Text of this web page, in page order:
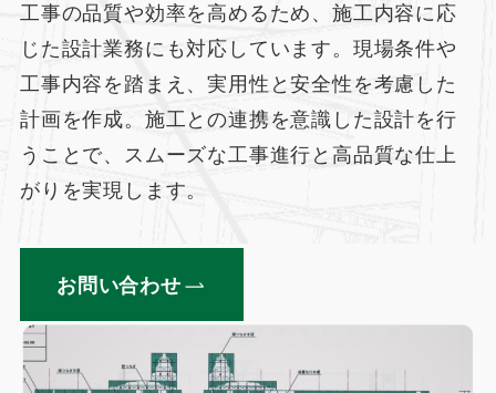
工事の品質や効率を高めるため、施工内容に応
じた設計業務にも対応しています。現場条件や
工事内容を踏まえ、実用性と安全性を考慮した
計画を作成。施工との連携を意識した設計を行
うことで、スムーズな工事進行と高品質な仕上
がりを実現します。
お問い合わせ